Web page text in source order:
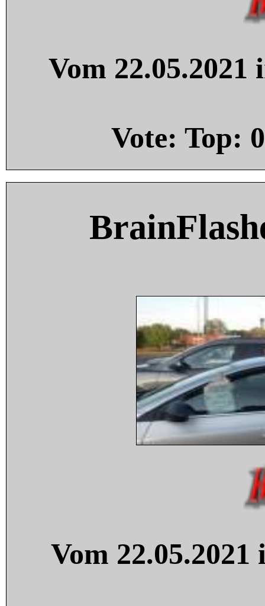
Vom
Vote: Top: 0
Vom